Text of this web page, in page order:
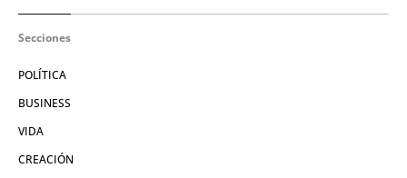
Secciones
POLÍTICA
BUSINESS
VIDA
CREACIÓN